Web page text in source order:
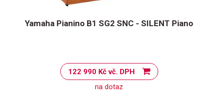
Yamaha Pianino B1 SG2 SNC - SILENT Piano
122 990 Kč vč. DPH
na dotaz